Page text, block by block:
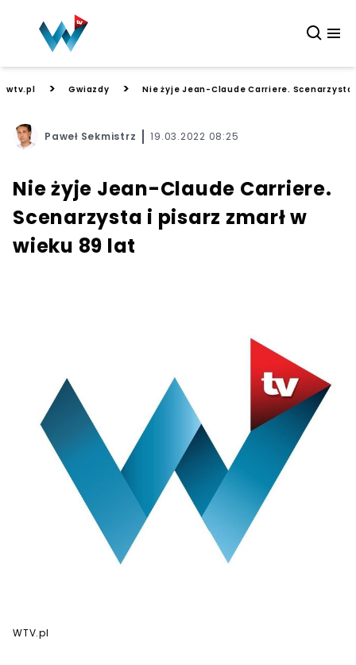
wtv.pl > Gwiazdy > Nie żyje Jean-Claude Carriere. Scenarzysta
Paweł Sekmistrz 19.03.2022 08:25
Nie żyje Jean-Claude Carriere.
Scenarzysta i pisarz zmarł w
wieku 89 lat
WTV.pl